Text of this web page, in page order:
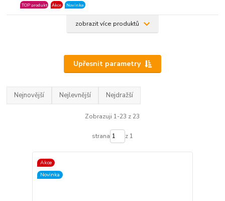
TOP produkt Akce Novinka
zobrazit více produktů
Upřesnit parametry
Nejnovější Nejlevnější Nejdražší
Zobrazuji 1-23 z 23
strana z 1
Akce
Novinka